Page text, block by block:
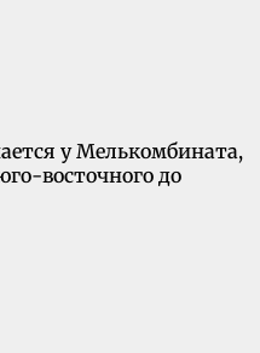
у Мелькомбината,
восточного до